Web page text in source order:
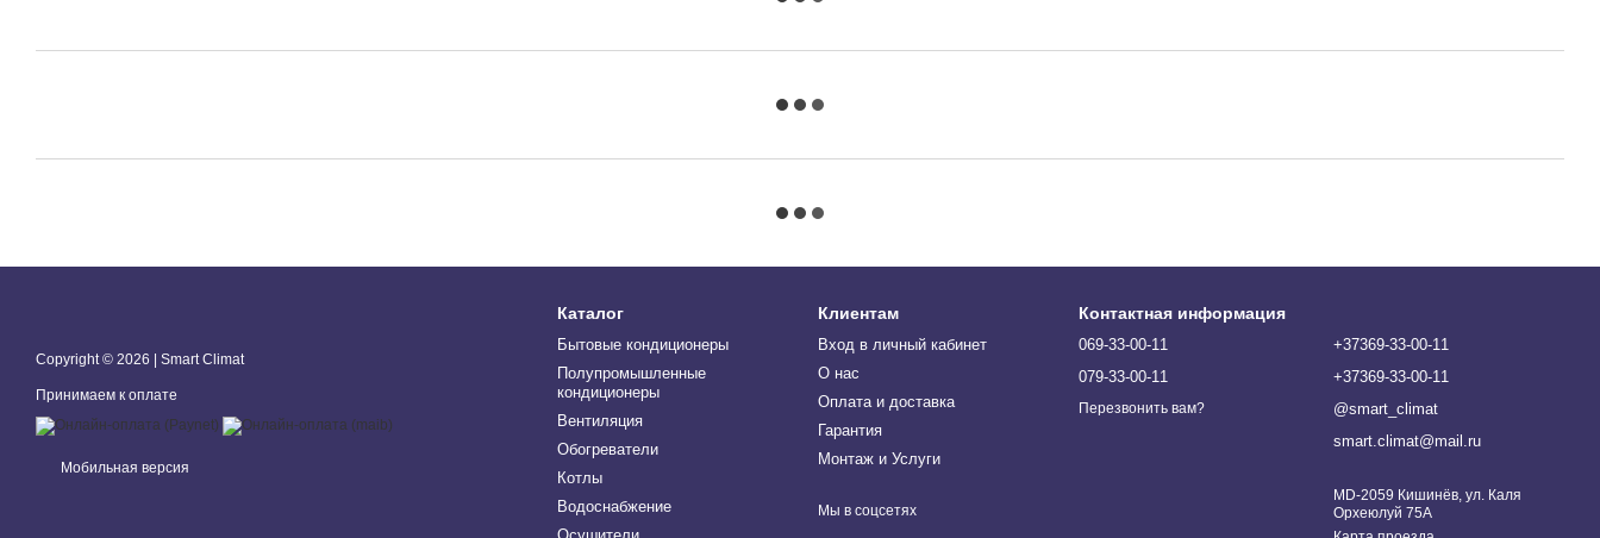
Copyright © 2026 | Smart Climat
Принимаем к оплате
Мобильная версия
Каталог
Бытовые кондиционеры
Полупромышленные
кондиционеры
Вентиляция
Обогреватели
Котлы
Водоснабжение
Клиентам
Вход в личный кабинет
О нас
Оплата и доставка
Гарантия
Монтаж и Услуги
Мы в соцсетях
Контактная информация
069-33-00-11
079-33-00-11
Перезвонить вам?
+37369-33-00-11
+37369-33-00-11
@smart_climat
smart.climat@mail.ru
MD-2059 Кишинёв, ул. Каля
Орхеюлуй 75A